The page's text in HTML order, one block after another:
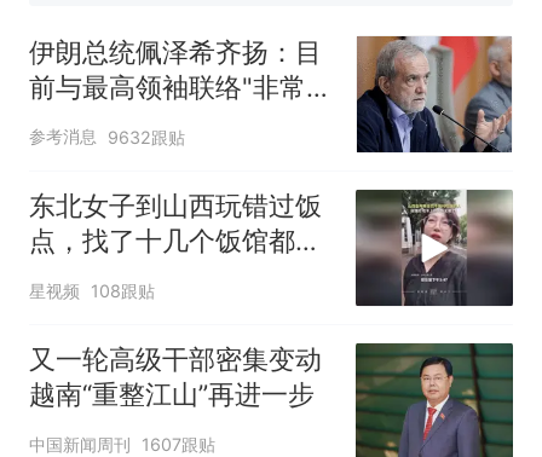
间创作“悬浮字” 网友：真·裸眼
3D！
热
费大厨“全国小炒肉大王”称
号，仅凭视频评出？中国烹饪
协会回应
伊朗总统佩泽希齐扬：目
前与最高领袖联络"非常困
难"
参考消息 9632跟贴
东北女子到山西玩错过饭
点，找了十几个饭馆都没
开门：午休到几点
星视频 108跟贴
又一轮高级干部密集变动
越南“重整江山”再进一步
中国新闻周刊 1607跟贴